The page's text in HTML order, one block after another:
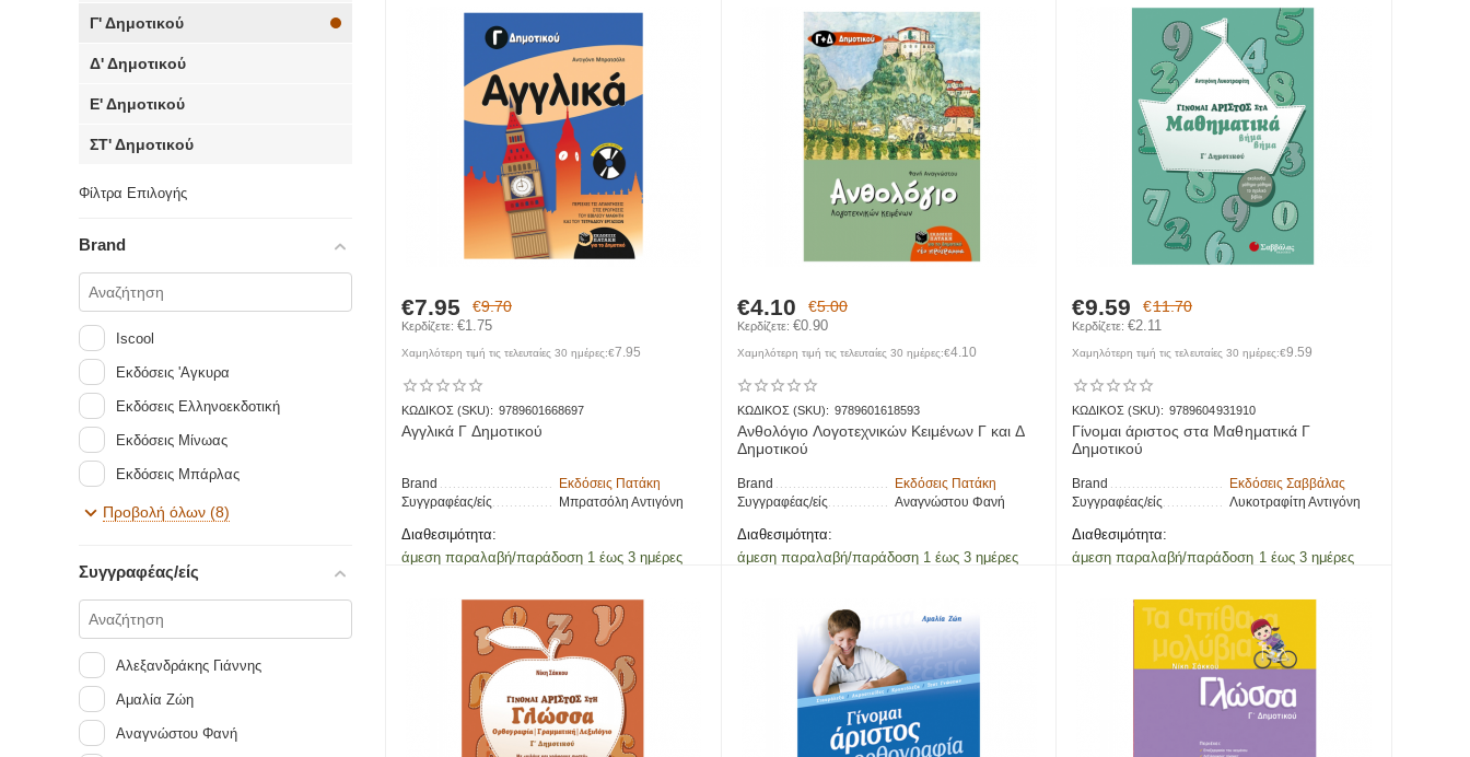
€9.70
€7.95
Κερδίζετε: €1.75
Χαμηλότερη τιμή τις τελευταίες 30 ημέρες:€7.95
ΚΩΔΙΚΟΣ (SKU): 9789601668697
Αγγλικά Γ Δημοτικού
Brand
Εκδόσεις Πατάκη
Συγγραφέας/είς
Μπρατσόλη Αντιγόνη
Διαθεσιμότητα:
άμεση παραλαβή/παράδοση 1 έως 3 ημέρες
€5.00
€4.10
Κερδίζετε: €0.90
Χαμηλότερη τιμή τις τελευταίες 30 ημέρες:€4.10
ΚΩΔΙΚΟΣ (SKU): 9789601618593
Ανθολόγιο Λογοτεχνικών Κειμένων Γ και Δ
Δημοτικού
Brand
Εκδόσεις Πατάκη
Συγγραφέας/είς
Αναγνώστου Φανή
Διαθεσιμότητα:
άμεση παραλαβή/παράδοση 1 έως 3 ημέρες
€11.70
€9.59
Κερδίζετε: €2.11
Χαμηλότερη τιμή τις τελευταίες 30 ημέρες:€9.59
ΚΩΔΙΚΟΣ (SKU): 9789604931910
Γίνομαι άριστος στα Μαθηματικά Γ
Δημοτικού
Brand
Εκδόσεις Σαββάλας
Συγγραφέας/είς
Λυκοτραφίτη Αντιγόνη
Διαθεσιμότητα:
άμεση παραλαβή/παράδοση 1 έως 3 ημέρες
Γ' Δημοτικού
Δ' Δημοτικού
Ε' Δημοτικού
ΣΤ' Δημοτικού
Φίλτρα Επιλογής
Brand
Iscool
Εκδόσεις 'Αγκυρα
Εκδόσεις Ελληνοεκδοτική
Εκδόσεις Μίνωας
Εκδόσεις Μπάρλας
Εκδόσεις Παπαδόπουλος
Εκδόσεις Σαββάλας
Προβολή όλων (8)
Συγγραφέας/είς
Αλεξανδράκης Γιάννης
Αμαλία Ζώη
Αναγνώστου Φανή